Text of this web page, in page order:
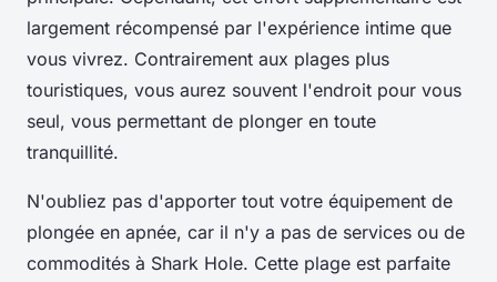
largement récompensé par l'expérience intime que
vous vivrez. Contrairement aux plages plus
touristiques, vous aurez souvent l'endroit pour vous
seul, vous permettant de plonger en toute
tranquillité.
N'oubliez pas d'apporter tout votre équipement de
plongée en apnée, car il n'y a pas de services ou de
commodités à Shark Hole. Cette plage est parfaite